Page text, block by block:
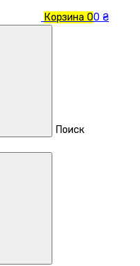
Корзина 00 ₴
Поиск